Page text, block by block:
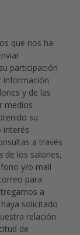
que nos ha
participación
información
y de las
medios
su
interés
a través
de los salones,
y/o mail
para
a
solicitado
relación
de